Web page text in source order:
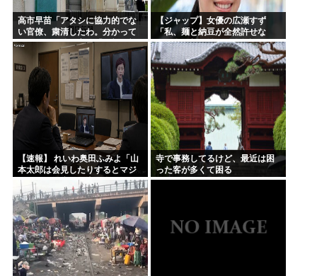
高市早苗「アタシに協力的でな
い官僚、粛清したわ。分かって
るわね？」他の官僚「(ブルブ
【ジャップ】女優の広瀬すず
「私、麺と納豆が全然許せな
い。私、麺と納豆が全然許せな
い 」
【速報】 れいわ奥田ふみよ「山
本太郎は会見したりするとマジ
でがんが発症する瀬戸際にい
る」
寺で事務してるけど、最近は困
った客が多くて困る